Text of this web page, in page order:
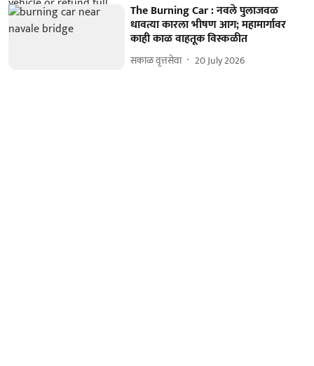
The Burning Car : नवले पुलाजवळ
धावत्या कारला भीषण आग; महामार्गावर
काही काळ वाहतूक विस्कळीत
सकाळ वृत्तसेवा 20 July 2026